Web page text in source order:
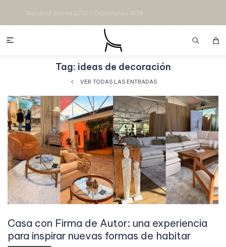

Tag: ideas de decoración
VER TODAS LAS ENTRADAS
Casa con Firma de Autor: una experiencia
para inspirar nuevas formas de habitar